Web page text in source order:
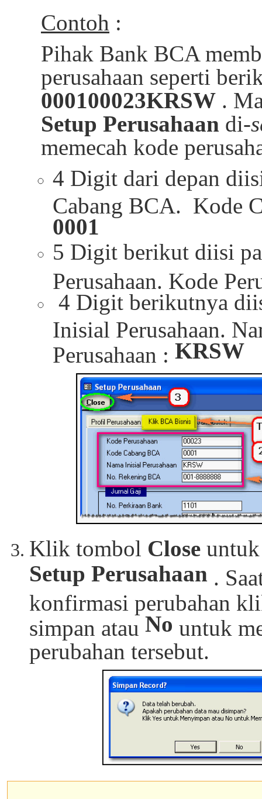
Contoh :
Pihak Bank BCA
perusahaan seperti
000100023KRSW .
Setup Perusahaan di-
memecah kode
4 Digit dari depan
Cabang BCA. Kode
0001
5 Digit berikut diisi
Perusahaan. Kode
4 Digit berikutnya
Inisial Perusahaan.
Perusahaan : KRSW
Klik tombol Close
Setup Perusahaan .
konfirmasi perubahan
simpan atau No untuk
perubahan tersebut.